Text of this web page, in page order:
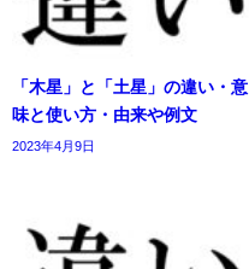
「木星」と「土星」の違い・意
味と使い方・由来や例文
2023年4月9日